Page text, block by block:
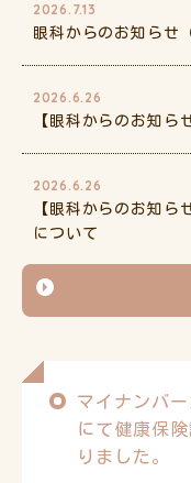
2026.7.13
眼科からのお知らせ
2026.6.26
【眼科からのお知
2026.6.26
【眼科からのお知
について
2026.6.24
眼科からのお知らせ
2026.6.22
臨時休診のお知らせ
マイナンバ
にて健康保
りました。